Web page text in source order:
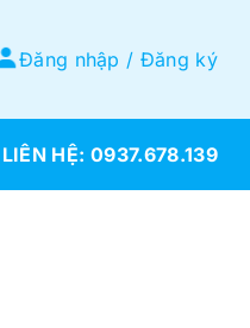
Đăng nhập / Đăng ký
0937.678.139